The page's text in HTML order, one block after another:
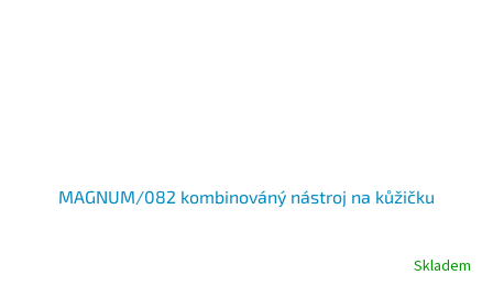
MAGNUM/082 kombinováný nástroj na kůžičku
Skladem